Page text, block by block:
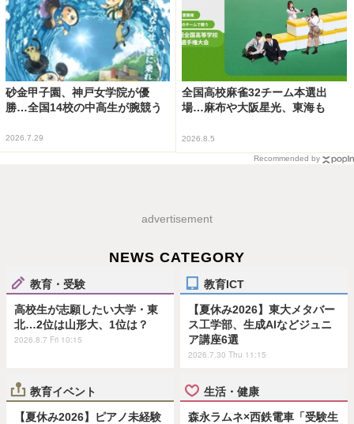
砂金甲子園、神戸女学院が優
勝…全国14校の中高生が腕競う
2026.7.29
全国高校麻雀32チーム本選出
場…麻布や大阪星光、東海も
2026.8.5
Recommended by
advertisement
NEWS CATEGORY
教育・受験
高校生が志願したい大学・東
北…2位は山形大、1位は？
2026.8.7 Fri 10:15
教育ICT
【夏休み2026】東大メタバー
ス工学部、生成AIなどジュニ
ア講座6選
2026.7.30 Thu 11:15
教育イベント
【夏休み2026】ピアノ未経験
生活・健康
森永ラムネ×西鉄電車「受験生